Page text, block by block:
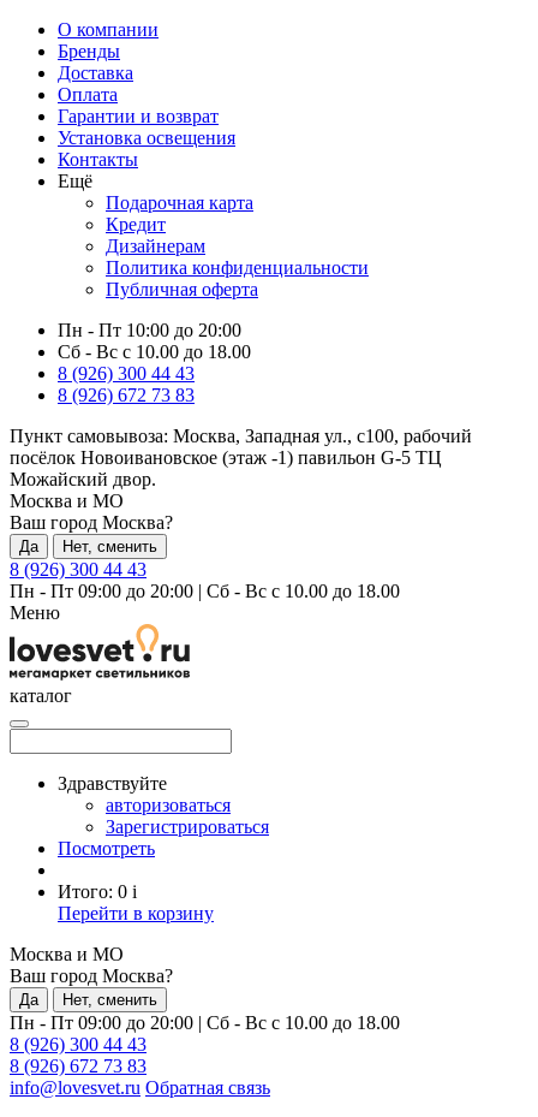
О компании
Бренды
Доставка
Оплата
Гарантии и возврат
Установка освещения
Контакты
Ещё
Подарочная карта
Кредит
Дизайнерам
Политика конфиденциальности
Публичная оферта
Пн - Пт 10:00 до 20:00
Сб - Вс с 10.00 до 18.00
8 (926) 300 44 43
8 (926) 672 73 83
Пункт самовывоза: Москва, Западная ул., с100, рабочий
посёлок Новоивановское (этаж -1) павильон G-5 ТЦ
Можайский двор.
Москва и МО
Ваш город Москва?
Да Нет, сменить
8 (926) 300 44 43
Пн - Пт 09:00 до 20:00 | Сб - Вс с 10.00 до 18.00
Меню
каталог
Здравствуйте
авторизоваться
Зарегистрироваться
Посмотреть
Итого: 0 i
Перейти в корзину
Москва и МО
Ваш город Москва?
Да Нет, сменить
Пн - Пт 09:00 до 20:00 | Сб - Вс с 10.00 до 18.00
8 (926) 300 44 43
8 (926) 672 73 83
info@lovesvet.ru Обратная связь